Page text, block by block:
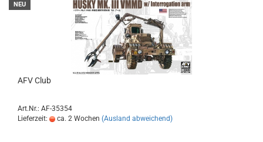
NEU
AFV Club
Art.Nr.: AF-35354
Lieferzeit:
ca. 2 Wochen (Ausland abweichend)